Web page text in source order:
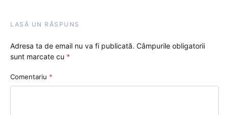
LASĂ UN RĂSPUNS
Adresa ta de email nu va fi publicată. Câmpurile obligatorii
sunt marcate cu *
Comentariu *